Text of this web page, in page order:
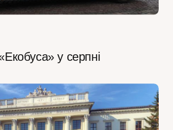
у серпні